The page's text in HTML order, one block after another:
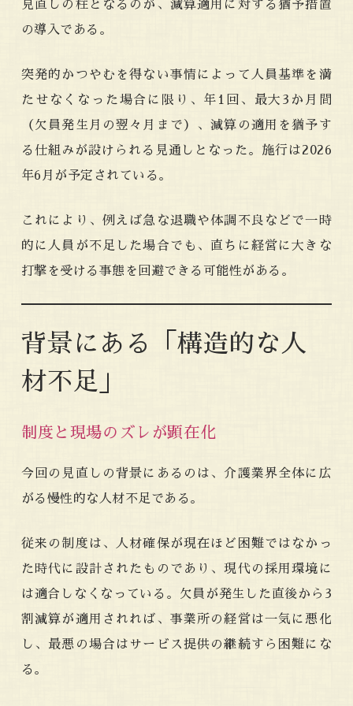
見直しの柱となるのが、減算適用に対する猶予措置
の導入である。
突発的かつやむを得ない事情によって人員基準を満
たせなくなった場合に限り、年1回、最大3か月間
（欠員発生月の翌々月まで）、減算の適用を猶予す
る仕組みが設けられる見通しとなった。施行は2026
年6月が予定されている。
これにより、例えば急な退職や体調不良などで一時
的に人員が不足した場合でも、直ちに経営に大きな
打撃を受ける事態を回避できる可能性がある。
背景にある「構造的な人
材不足」
制度と現場のズレが顕在化
今回の見直しの背景にあるのは、介護業界全体に広
がる慢性的な人材不足である。
従来の制度は、人材確保が現在ほど困難ではなかっ
た時代に設計されたものであり、現代の採用環境に
は適合しなくなっている。欠員が発生した直後から3
割減算が適用されれば、事業所の経営は一気に悪化
し、最悪の場合はサービス提供の継続すら困難にな
る。